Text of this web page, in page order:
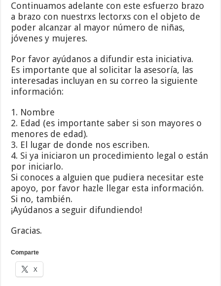
Continuamos adelante con este esfuerzo brazo
a brazo con nuestrxs lectorxs con el objeto de
poder alcanzar al mayor número de niñas,
jóvenes y mujeres.
Por favor ayúdanos a difundir esta iniciativa.
Es importante que al solicitar la asesoría, las
interesadas incluyan en su correo la siguiente
información:
1. Nombre
2. Edad (es importante saber si son mayores o
menores de edad).
3. El lugar de donde nos escriben.
4. Si ya iniciaron un procedimiento legal o están
por iniciarlo.
Si conoces a alguien que pudiera necesitar este
apoyo, por favor hazle llegar esta información.
Si no, también.
¡Ayúdanos a seguir difundiendo!
Gracias.
Comparte
X